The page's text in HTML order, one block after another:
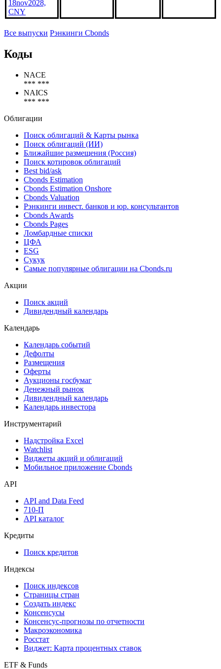
Zhengfang
Holding
18nov2028,
Коды
*** ***
*** ***
Облигации
Поиск облигаций & Карты рынка
Поиск облигаций (ИИ)
Ближайшие размещения (Россия)
Поиск котировок облигаций
Best bid/ask
Cbonds Estimation
Cbonds Estimation Onshore
Cbonds Valuation
Рэнкинги инвест. банков и юр. консультантов
Cbonds Awards
Cbonds Pages
Ломбардные списки
ESG
Самые популярные облигации на Cbonds.ru
Дивидендный календарь
Календарь
Календарь событий
Дефолты
Размещения
Оферты
Аукционы госбумаг
Денежный рынок
Календарь инвестора
Инструментарий
Надстройка Excel
Мобильное приложение Cbonds
API
API and Data Feed
API каталог
Кредиты
Поиск кредитов
Индексы
Поиск индексов
Страницы стран
Создать индекс
Консенсусы
Консенсус-прогнозы по отчетности
Макроэкономика